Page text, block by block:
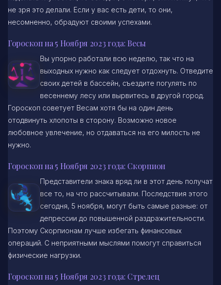
не зря это делали. Если у вас есть дети, то они,
несомненно, обрадуют своими успехами.
Гороскоп на 5 Ноября 2023 года: Весы
Вы упорно работали всю неделю, так что на
выходных нужно как следует отдохнуть. Отведите
своих детей в бассейн, съездите погулять по
весеннему лесу или вырвитесь в другой город.
Гороскоп советует Весам хотя бы на один день
отодвинуть хлопоты в сторону. Возможно новое
любовное увлечение, но отдаваться на его милость не
нужно.
Гороскоп на 5 Ноября 2023 года: Скорпион
Представители знака вряд ли в этот день получат
все то, на что рассчитывали. Последствия этого
сегодня, 5 ноября, могут быть самые разные: от
депрессии до повышенной раздражительности.
Поэтому Скорпионам лучше избегать финансовых
операций. С неприятными мыслями помогут справиться
физические нагрузки.
Гороскоп на 5 Ноября 2023 года: Стрелец